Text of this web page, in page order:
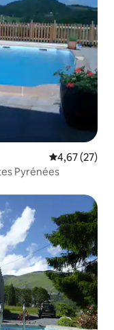
Note
4,67 (27)
Pyrénées